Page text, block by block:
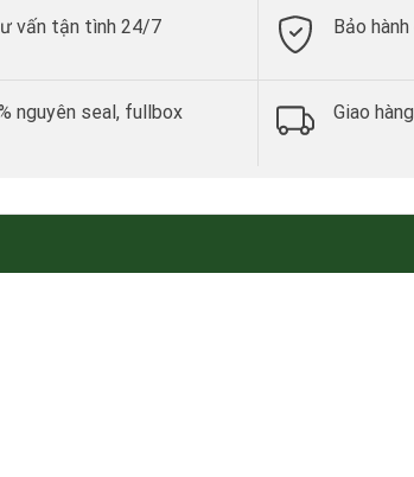
vấn tận tình 24/7 Bảo
nguyên seal, fullbox Giao